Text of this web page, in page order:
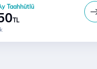
Taahhütlü
TL